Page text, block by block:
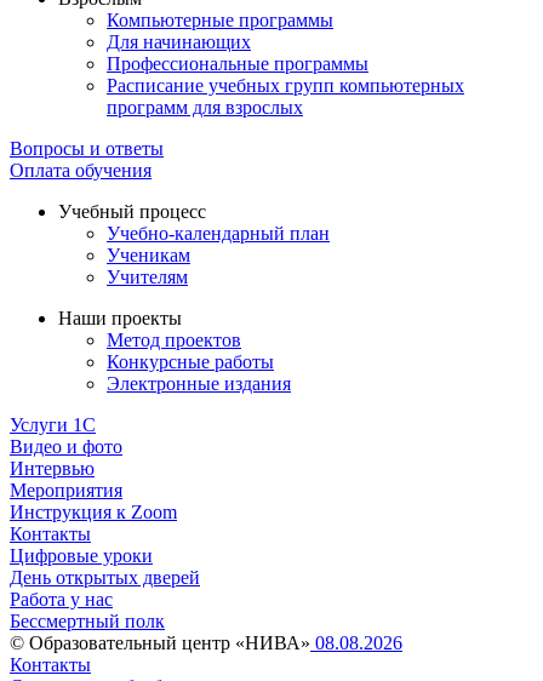
Компьютерные программы
Для начинающих
Профессиональные программы
Расписание учебных групп компьютерных
программ для взрослых
Вопросы и ответы
Оплата обучения
Учебный процесс
Учебно-календарный план
Ученикам
Учителям
Наши проекты
Метод проектов
Конкурсные работы
Электронные издания
Услуги 1C
Видео и фото
Интервью
Мероприятия
Инструкция к Zoom
Контакты
Цифровые уроки
День открытых дверей
Работа у нас
Бессмертный полк
© Образовательный центр «НИВА» 08.08.2026
Контакты